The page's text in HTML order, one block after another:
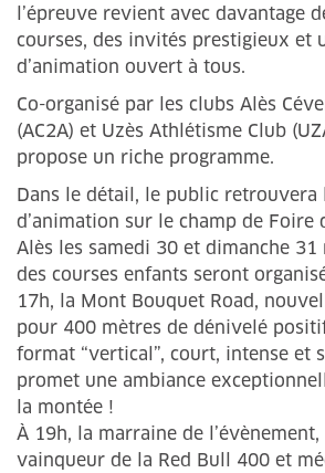
l’épreuve revient avec davantage
courses, des invités prestigieux et
d’animation ouvert à tous.
Co-organisé par les clubs Alès
(AC2A) et Uzès Athlétisme Club
propose un riche programme.
Dans le détail, le public retrouvera
d’animation sur le champ de Foire
Alès les samedi 30 et dimanche 31
des courses enfants seront
17h, la Mont Bouquet Road,
pour 400 mètres de dénivelé
format “vertical”, court, intense et
promet une ambiance
la montée !
À 19h, la marraine de
vainqueur de la Red Bull 400 et